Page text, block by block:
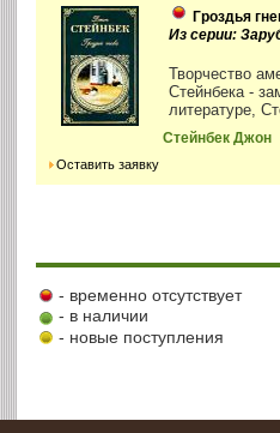
Гроздья
Из серии:
Творчество
Стейнбека -
литературе,
Стейнбек Джон
Оставить заявку
- временно отсутствует
- в наличии
- новые поступления